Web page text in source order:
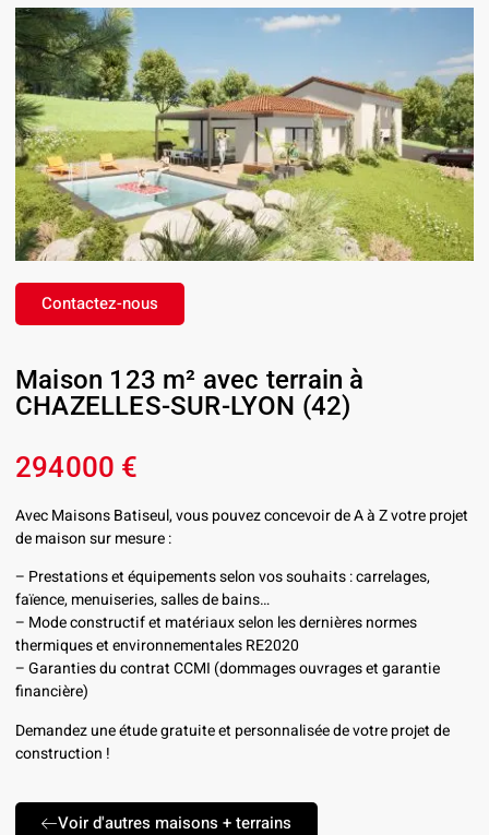
Contactez-nous
Maison 123 m² avec terrain à
CHAZELLES-SUR-LYON (42)
294000 €
Avec Maisons Batiseul, vous pouvez concevoir de A à Z votre projet
de maison sur mesure :
– Prestations et équipements selon vos souhaits : carrelages,
faïence, menuiseries, salles de bains…
– Mode constructif et matériaux selon les dernières normes
thermiques et environnementales RE2020
– Garanties du contrat CCMI (dommages ouvrages et garantie
financière)
Demandez une étude gratuite et personnalisée de votre projet de
construction !
Voir d'autres maisons + terrains